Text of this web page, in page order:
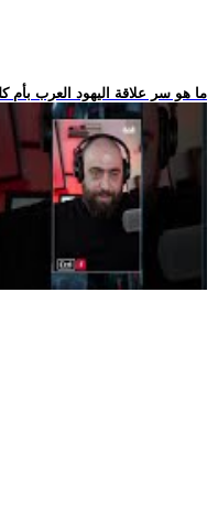
.. ما هو سر علاقة اليهود العرب بأم